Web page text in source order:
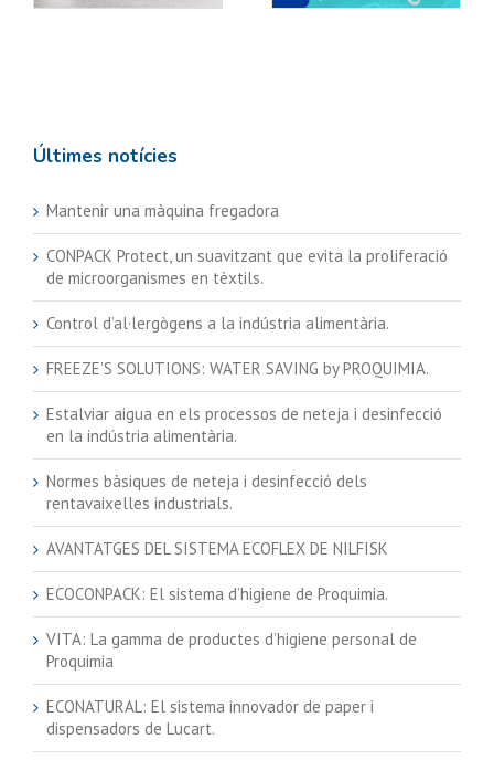
de microorganismes
Últimes notícies
Mantenir una màquina fregadora
CONPACK Protect, un suavitzant que evita la proliferació
de microorganismes en tèxtils.
Control d’al·lergògens a la indústria alimentària.
FREEZE’S SOLUTIONS: WATER SAVING by PROQUIMIA.
Estalviar aigua en els processos de neteja i desinfecció
en la indústria alimentària.
Normes bàsiques de neteja i desinfecció dels
rentavaixelles industrials.
AVANTATGES DEL SISTEMA ECOFLEX DE NILFISK
ECOCONPACK: El sistema d’higiene de Proquimia.
VITA: La gamma de productes d’higiene personal de
Proquimia
ECONATURAL: El sistema innovador de paper i
dispensadors de Lucart.